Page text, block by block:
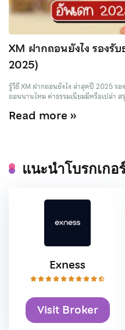
XM ฝากถอนยังไง รองรั
2025)
รู้วิธี XM ฝากถอนยังไง ล่าสุดปี 2025 ร
ถอนนานไหม ค่าธรรมเนียมมีหรือเปล่า
Read more »
แนะนำโบรกเกอ
Exness
Visit Broker